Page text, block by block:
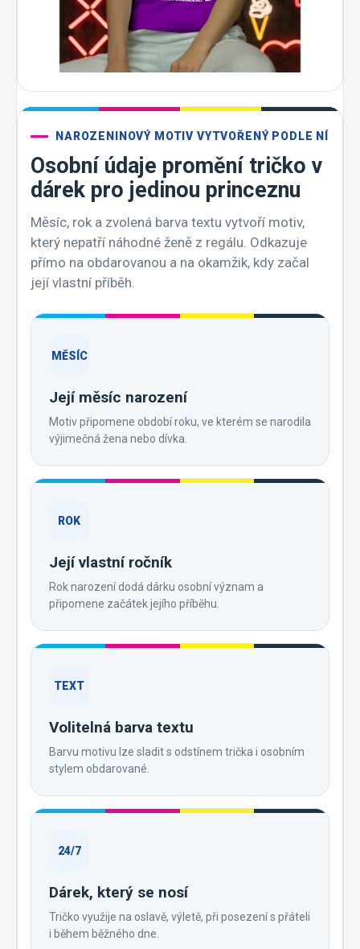
NAROZENINOVÝ MOTIV VYTVOŘENÝ PODLE NÍ
Osobní údaje promění tričko v
dárek pro jedinou princeznu
Měsíc, rok a zvolená barva textu vytvoří motiv,
který nepatří náhodné ženě z regálu. Odkazuje
přímo na obdarovanou a na okamžik, kdy začal
její vlastní příběh.
MĚSÍC
Její měsíc narození
Motiv připomene období roku, ve kterém se narodila
výjimečná žena nebo dívka.
ROK
Její vlastní ročník
Rok narození dodá dárku osobní význam a
připomene začátek jejího příběhu.
TEXT
Volitelná barva textu
Barvu motivu lze sladit s odstínem trička i osobním
stylem obdarované.
24/7
Dárek, který se nosí
Tričko využije na oslavě, výletě, při posezení s přáteli
i během běžného dne.